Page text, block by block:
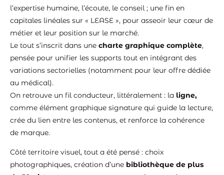
l’expertise humaine, l’écoute, le conseil ; une fin en
capitales linéales sur « LEASE », pour asseoir leur cœur de
métier et leur position sur le marché.
Le tout s’inscrit dans une charte graphique complète,
pensée pour unifier les supports tout en intégrant des
variations sectorielles (notamment pour leur offre dédiée
au médical).
On retrouve un fil conducteur, littéralement : la ligne,
comme élément graphique signature qui guide la lecture,
crée du lien entre les contenus, et renforce la cohérence
de marque.
Côté territoire visuel, tout a été pensé : choix
photographiques, création d’une bibliothèque de plus